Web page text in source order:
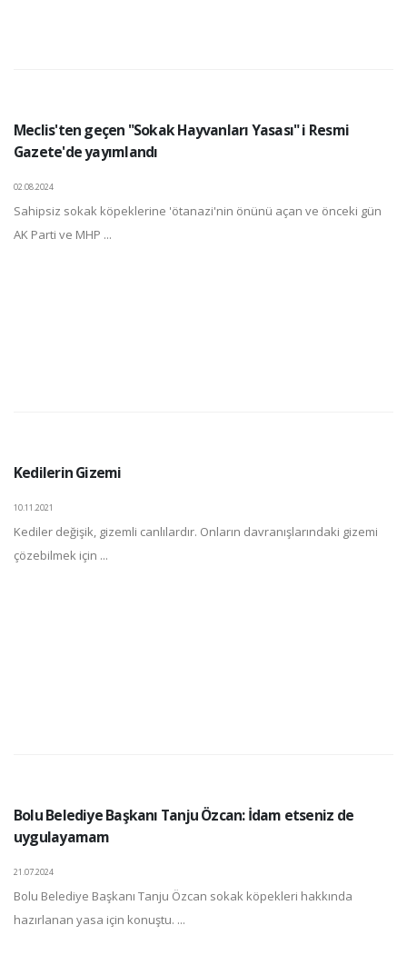
Meclis'ten geçen "Sokak Hayvanları Yasası" i Resmi
Gazete'de yayımlandı
02.08.2024
Sahipsiz sokak köpeklerine 'ötanazi'nin önünü açan ve önceki gün
AK Parti ve MHP ...
Kedilerin Gizemi
10.11.2021
Kediler değişik, gizemli canlılardır. Onların davranışlarındaki gizemi
çözebilmek için ...
Bolu Belediye Başkanı Tanju Özcan: İdam etseniz de
uygulayamam
21.07.2024
Bolu Belediye Başkanı Tanju Özcan sokak köpekleri hakkında
hazırlanan yasa için konuştu. ...